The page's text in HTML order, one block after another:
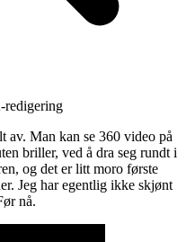
redigering
av. Man kan se 360 video på
briller, ved å dra seg rundt i
og det er litt moro første
Jeg har egentlig ikke skjønt
nå.